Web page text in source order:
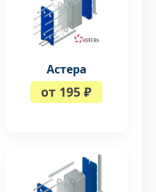
Астера
от 195 ₽